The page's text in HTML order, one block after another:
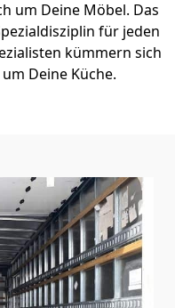
um Deine Möbel. Das
für jeden
kümmern sich
Deine Küche.